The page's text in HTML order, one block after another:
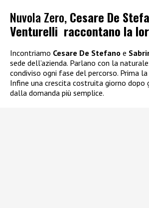
Nuvola Zero,Cesare De
Venturelli raccontano la
Incontriamo Cesare De Stefano e
sede dell’azienda. Parlano con la
condiviso ogni fase del percorso. Prima la
Infine una crescita costruita giorno dopo
dalla domanda più semplice.